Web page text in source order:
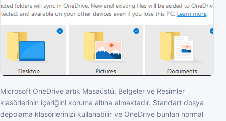
Microsoft OneDrive artık Masaüstü, Belgeler ve Resimler
klasörlerinin içeriğini koruma altına almaktadır. Standart dosya
depolama klasörlerinizi kullanabilir ve OneDrive bunları normal